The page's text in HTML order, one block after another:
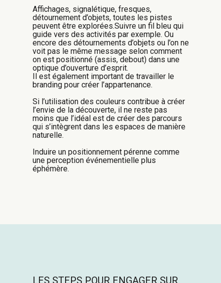
Affichages, signalétique, fresques,
détournement d’objets, toutes les pistes
peuvent être explorées.Suivre un fil bleu qui
guide vers des activités par exemple. Ou
encore des détournements d’objets ou l’on ne
voit pas le même message selon comment
on est positionné (assis, debout) dans une
optique d’ouverture d’esprit.
Il est également important de travailler le
branding pour créer l’appartenance.
Si l’utilisation des couleurs contribue à créer
l’envie de la découverte, il ne reste pas
moins que l’idéal est de créer des parcours
qui s’intègrent dans les espaces de manière
naturelle.
Induire un positionnement pérenne comme
une perception événementielle plus
éphémère.
LES STEPS POUR ENGAGER SUR